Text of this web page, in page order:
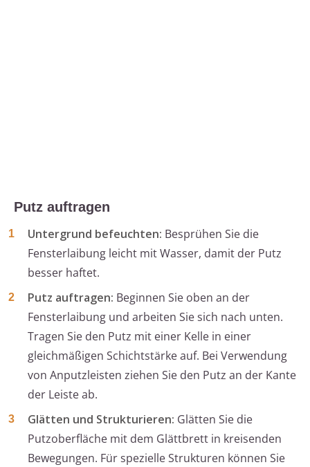
Putz auftragen
Untergrund befeuchten: Besprühen Sie die
Fensterlaibung leicht mit Wasser, damit der Putz
besser haftet.
Putz auftragen: Beginnen Sie oben an der
Fensterlaibung und arbeiten Sie sich nach unten.
Tragen Sie den Putz mit einer Kelle in einer
gleichmäßigen Schichtstärke auf. Bei Verwendung
von Anputzleisten ziehen Sie den Putz an der Kante
der Leiste ab.
Glätten und Strukturieren: Glätten Sie die
Putzoberfläche mit dem Glättbrett in kreisenden
Bewegungen. Für spezielle Strukturen können Sie